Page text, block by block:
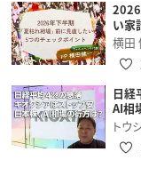
2026
い家
横田
日経
AI相
トウ